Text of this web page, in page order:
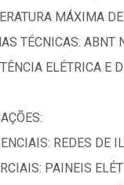
MÁXIMA
TÉCNICAS:
ELÉTRICA E
REDES DE
PAINEIS